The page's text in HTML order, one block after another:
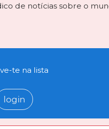
de notícias sobre o
te na lista
login